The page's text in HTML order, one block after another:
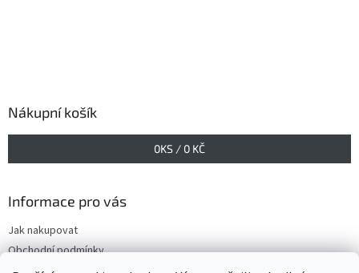
Nákupní košík
0KS / 0 KČ
Informace pro vás
Jak nakupovat
Obchodní podmínky